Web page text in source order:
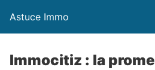
Astuce Immo
Immocitiz : la